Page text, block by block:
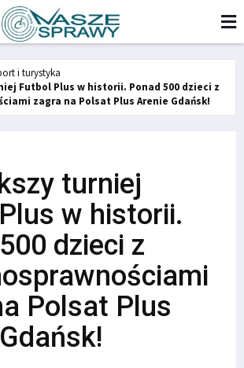
i turystyka
Futbol Plus w historii. Ponad 500 dzieci z
zagra na Polsat Plus Arenie Gdańsk!
turniej
w historii.
dzieci z
Polsat Plus